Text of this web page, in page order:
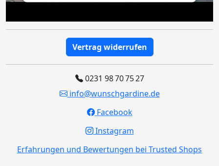
Vertrag widerrufen
0231 98 70 75 27
info@wunschgardine.de
Facebook
Instagram
Erfahrungen und Bewertungen bei Trusted Shops